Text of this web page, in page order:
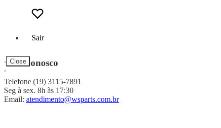
Sair
Close
Fale Conosco
Telefone (19) 3115-7891
Seg à sex. 8h às 17:30
Email: atendimento@wsparts.com.br